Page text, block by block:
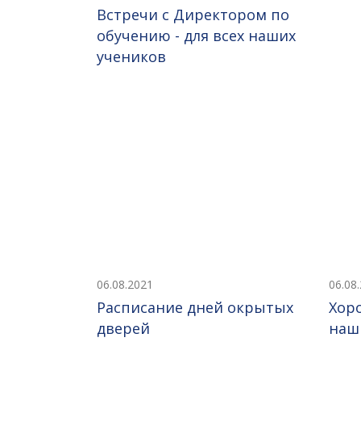
Встречи с Директором по
обучению - для всех наших
учеников
06.08.2021
Расписание дней окрытых
дверей